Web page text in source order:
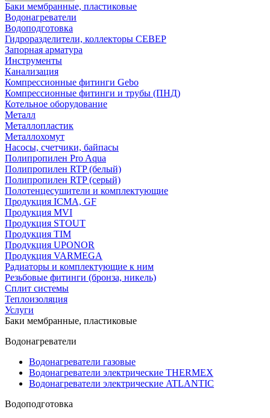
Баки мембранные, пластиковые
Водонагреватели
Водоподготовка
Гидроразделители, коллекторы СЕВЕР
Запорная арматура
Инструменты
Канализация
Компрессионные фитинги Gebo
Компрессионные фитинги и трубы (ПНД)
Котельное оборудование
Металл
Металлопластик
Металлохомут
Насосы, счетчики, байпасы
Полипропилен Pro Aqua
Полипропилен RTP (белый)
Полипропилен RTP (серый)
Полотенцесушители и комплектующие
Продукция ICMA, GF
Продукция MVI
Продукция STOUT
Продукция TIM
Продукция UPONOR
Продукция VARMEGA
Радиаторы и комплектующие к ним
Резьбовые фитинги (бронза, никель)
Сплит системы
Теплоизоляция
Услуги
Баки мембранные, пластиковые
Водонагреватели
Водонагреватели газовые
Водонагреватели электрические THERMEX
Водонагреватели электрические ATLANTIC
Водоподготовка